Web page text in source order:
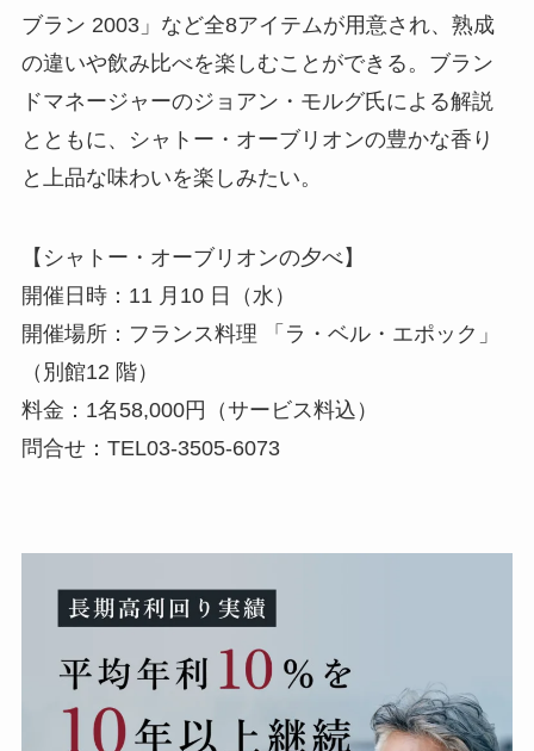
ブラン 2003」など全8アイテムが用意され、熟成
の違いや飲み比べを楽しむことができる。ブラン
ドマネージャーのジョアン・モルグ氏による解説
とともに、シャトー・オーブリオンの豊かな香り
と上品な味わいを楽しみたい。
【シャトー・オーブリオンの夕べ】
開催日時：11 月10 日（水）
開催場所：フランス料理 「ラ・ベル・エポック」
（別館12 階）
料金：1名58,000円（サービス料込）
問合せ：TEL03-3505-6073